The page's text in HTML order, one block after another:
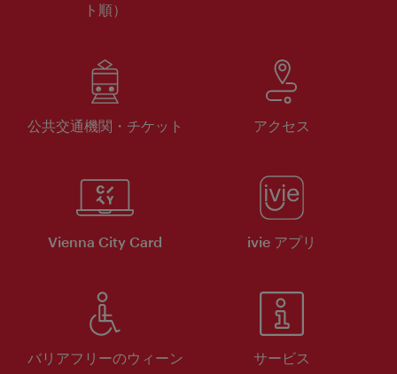
ト順）
公共交通機関・チケット アクセス
Vienna City Card ivie アプリ
バリアフリーのウィーン サービス